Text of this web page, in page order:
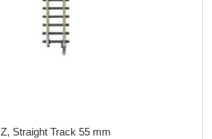
Z, Straight Track 55 mm